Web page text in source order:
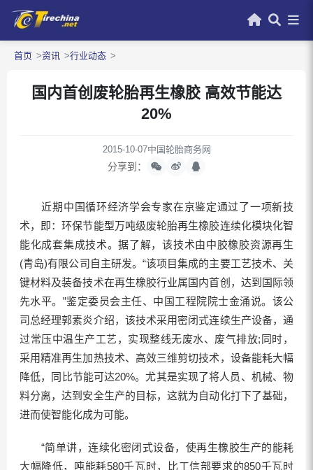
首页 资讯 行业动态
国内首创废轮胎再生橡胶 高效节能达
20%
2015-10-07中国轮胎商务网
分享到：
近期中国循环经济学会专家在京鉴定通过了一项新技
术，即：环保节能型万吨级废轮胎再生橡胶连续化模块化智
能化成套集成技术。据了解，该技术由中胶橡胶资源再生
(青岛)有限公司自主研发。“该项目集成的主要工艺技术、关
键材料及装备技术在再生橡胶行业属国内首创，达到国际领
先水平。”鉴定委员会主任、中国工程院院士金涌说。该公
司总经理郭素炎介绍，该技术采用密闭式连续生产设备，通
过常压中温生产工艺，实现整线无废水、废气排放;同时，
采用精准再生加热技术、高效三维剪切技术，设备能耗大幅
降低，同比节能可达20%。尤其是实现了将人员、机械、物
料分离，达到安全生产的目标，这就为自动化打下了基础，
进而使智能化成为可能。
“简单讲，连续化密闭式设备，使再生橡胶生产的能耗
大幅降低，吨能耗580千瓦时，比工信部要求的850千瓦时